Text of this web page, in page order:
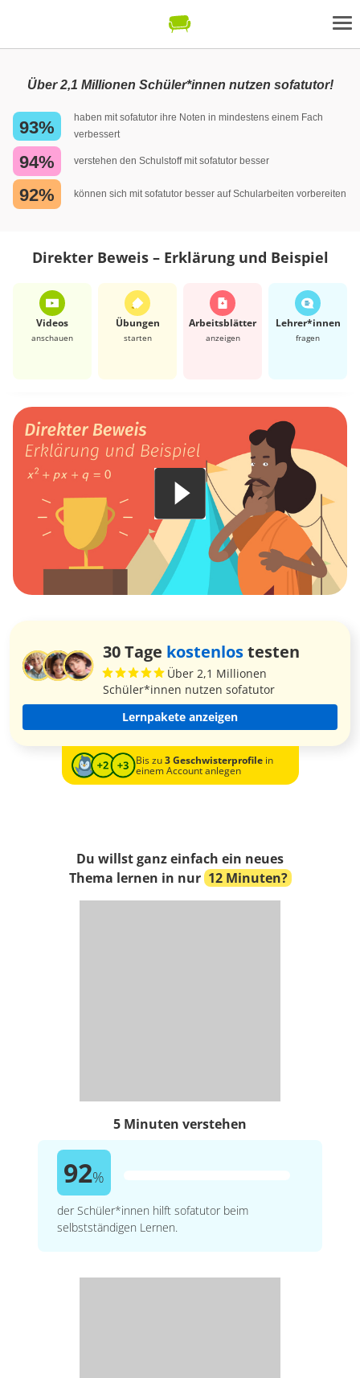
Über 2,1 Millionen Schüler*innen nutzen sofatutor!
93%
haben mit sofatutor ihre Noten in mindestens einem Fach
verbessert
94% verstehen den Schulstoff mit sofatutor besser
92% können sich mit sofatutor besser auf Schularbeiten vorbereiten
Direkter Beweis – Erklärung und Beispiel
Videos
anschauen
Übungen
starten
Arbeits­blätter
anzeigen
Lehrer*​innen
fragen
30 Tage kostenlostesten
Über 2,1 Millionen
Schüler*innen nutzen sofatutor
Lernpakete anzeigen
Bis zu3 Geschwisterprofilein
einem Account anlegen
Du willst ganz einfach ein neues
Thema lernen in nur 12 Minuten?
5 Minuten verstehen
92%
der Schüler*innen hilft sofatutor beim
selbstständigen Lernen.